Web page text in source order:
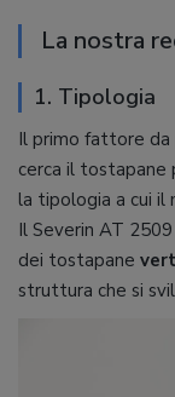
La nostra
1. Tipologia
Il primo fattore da
cerca il tostapane
la tipologia a cui il
Il Severin AT
dei tostapane
struttura che si